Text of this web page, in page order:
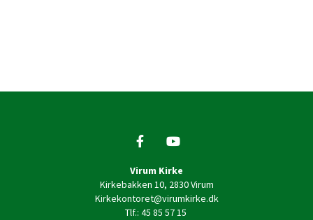
Virum Kirke
Kirkebakken 10, 2830 Virum
Kirkekontoret@virumkirke.dk
Tlf.: 45 85 57 15